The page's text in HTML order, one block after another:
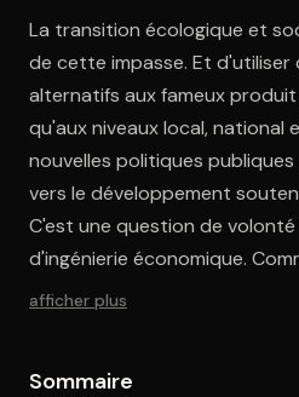
La transition écologique et
de cette impasse. Et d'utiliser
alternatifs aux fameux
qu'aux niveaux local, national
nouvelles politiques
vers le développement
C'est une question de
d'ingénierie économique.
objectifs de développement
afficher plus
Sommaire